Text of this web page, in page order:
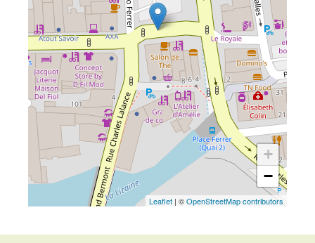
+
−
Leaflet | ©OpenStreetMap contributors